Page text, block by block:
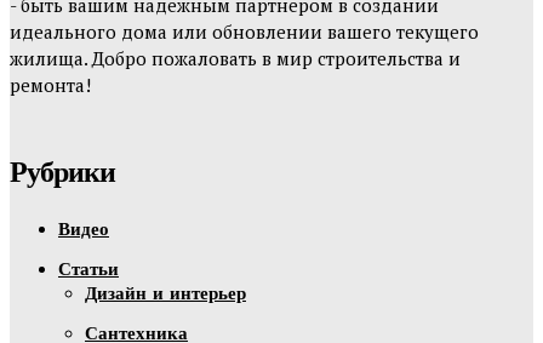
- быть вашим надежным партнером в создании
идеального дома или обновлении вашего текущего
жилища. Добро пожаловать в мир строительства и
ремонта!
Рубрики
Видео
Статьи
Дизайн и интерьер
Сантехника